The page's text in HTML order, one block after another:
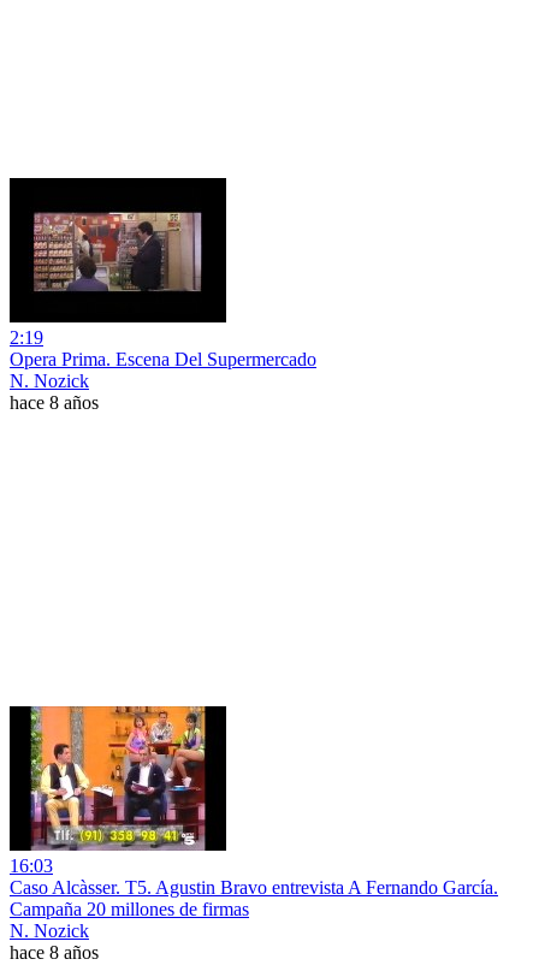
2:19
Opera Prima. Escena Del Supermercado
N. Nozick
hace 8 años
16:03
Caso Alcàsser. T5. Agustin Bravo entrevista A Fernando García.
Campaña 20 millones de firmas
N. Nozick
hace 8 años